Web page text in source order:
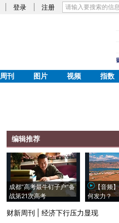
登录 注册
周刊 图片 视频 指数
编辑推荐
成都“高考最牛钉子户”备
战第21次高考
【音频
何发力？
财新周刊
经济下行压力显现